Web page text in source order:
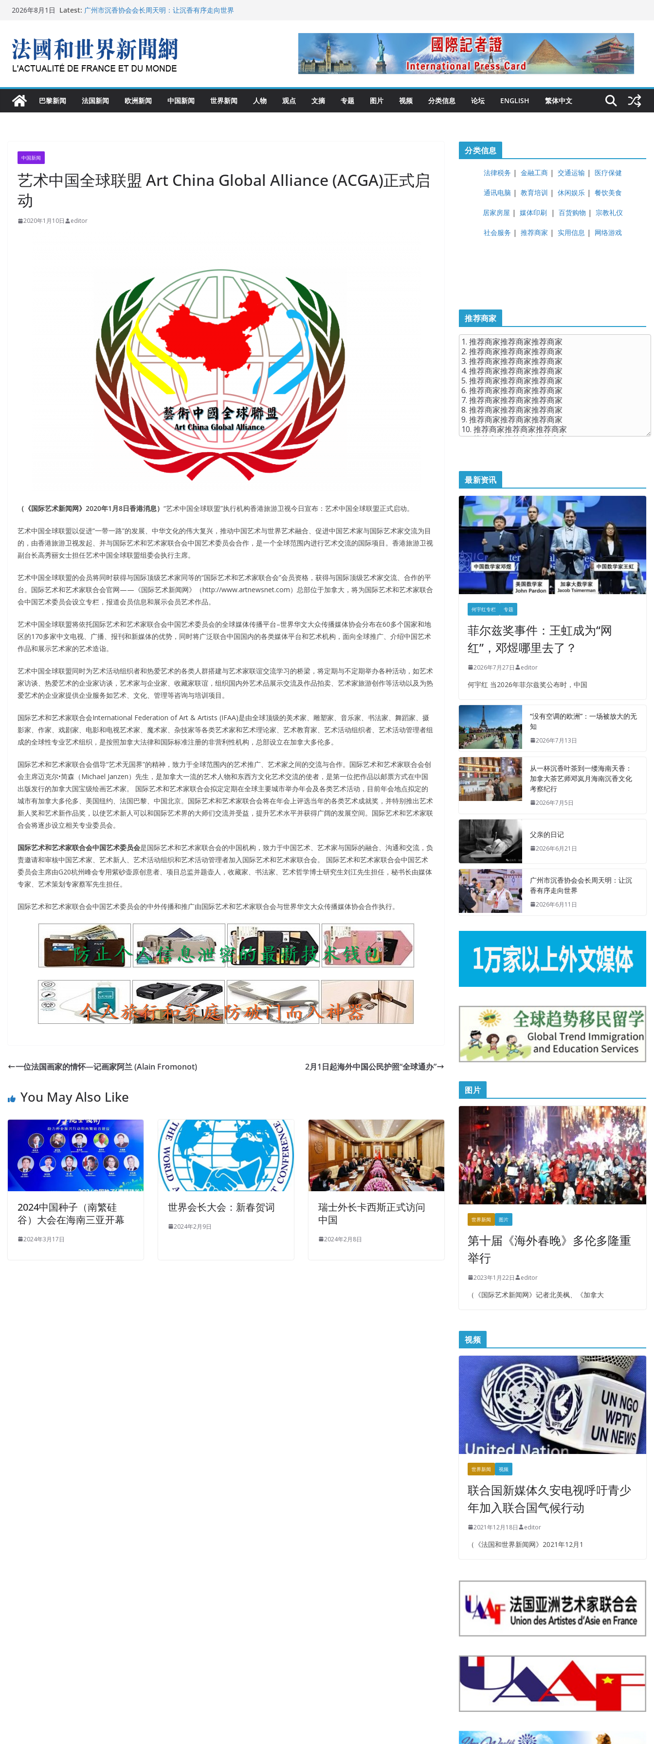
Skip2026年8月1日 Latest: 广州市沉香协会会长周天明：让沉香有序走向世界
从一杯沉香叶茶到一缕海南天香：加拿大茶艺师邓岚月海南沉香
文化考察纪行
巴黎新闻 法国新闻 欧洲新闻 中国新闻 世界新闻 人物 观点 文摘 专题 图片 视频 分类信息 论坛 ENGLISH 繁体中文
中国新闻
艺术中国全球联盟 Art China Global Alliance (ACGA)正式启
动
2020年1月10日 editor
（《国际艺术新闻网》2020年1月8日香港消息） “艺术中国全球联盟”执行机构香港旅游卫视今日宣布：艺术中国全球联盟正式启动。
艺术中国全球联盟以促进“一带一路”的发展、中华文化的伟大复兴，推动中国艺术与世界艺术融合、促进中国艺术家与国际艺术家交流为目
的，由香港旅游卫视发起、并与国际艺术和艺术家联合会中国艺术委员会合作，是一个全球范围内进行艺术交流的国际项目。香港旅游卫视
副台长高秀丽女士担任艺术中国全球联盟组委会执行主席。
艺术中国全球联盟的会员将同时获得与国际顶级艺术家同等的“国际艺术和艺术家联合会”会员资格，获得与国际顶级艺术家交流、合作的平
台。国际艺术和艺术家联合会官网——《国际艺术新闻网》（http://www.artnewsnet.com）总部位于加拿大，将为国际艺术和艺术家联合
会中国艺术委员会设立专栏，报道会员信息和展示会员艺术作品。
艺术中国全球联盟将依托国际艺术和艺术家联合会中国艺术委员会的全球媒体传播平台–世界华文大众传播媒体协会分布在60多个国家和地
区的170多家中文电视、广播、报刊和新媒体的优势，同时将广泛联合中国国内的各类媒体平台和艺术机构，面向全球推广、介绍中国艺术
作品和展示艺术家的艺术造诣。
艺术中国全球联盟同时为艺术活动组织者和热爱艺术的各类人群搭建与艺术家联谊交流学习的桥梁，将定期与不定期举办各种活动，如艺术
家访谈、热爱艺术的企业家访谈，艺术家与企业家、收藏家联谊，组织国内外艺术品展示交流及作品拍卖、艺术家旅游创作等活动以及为热
爱艺术的企业家提供企业服务如艺术、文化、管理等咨询与培训项目。
国际艺术和艺术家联合会International Federation of Art & Artists (IFAA)是由全球顶级的美术家、雕塑家、音乐家、书法家、舞蹈家、摄
影家、作家、戏剧家、电影和电视艺术家、魔术家、杂技家等各类艺术家和艺术理论家、艺术教育家、艺术活动组织者、艺术活动管理者组
成的全球性专业艺术组织，是按照加拿大法律和国际标准注册的非营利性机构，总部设立在加拿大多伦多。
国际艺术和艺术家联合会倡导“艺术无国界”的精神，致力于全球范围内的艺术推广、艺术家之间的交流与合作。国际艺术和艺术家联合会创
会主席迈克尔•简森（Michael Janzen）先生，是加拿大一流的艺术人物和东西方文化艺术交流的使者，是第一位把作品以邮票方式在中国
出版发行的加拿大国宝级绘画艺术家。 国际艺术和艺术家联合会拟定定期在全球主要城市举办年会及各类艺术活动，目前年会地点拟定的
城市有加拿大多伦多、美国纽约、法国巴黎、中国北京。国际艺术和艺术家联合会将在年会上评选当年的各类艺术成就奖，并特别推出艺术
新人奖和艺术新作品奖，以使艺术新人可以和国际艺术界的大师们交流并受益，提升艺术水平并获得广阔的发展空间。国际艺术和艺术家联
合会将逐步设立相关专业委员会。
国际艺术和艺术家联合会中国艺术委员会是国际艺术和艺术家联合会的中国机构，致力于中国艺术、艺术家与国际的融合、沟通和交流，负
责邀请和审核中国艺术家、艺术新人、艺术活动组织和艺术活动管理者加入国际艺术和艺术家联合会。 国际艺术和艺术家联合会中国艺术
委员会主席由G20杭州峰会专用紫砂壶原创意者、项目总监并题壶人，收藏家、书法家、艺术哲学博士研究生刘江先生担任，秘书长由媒体
专家、艺术策划专家蔡军先生担任。
国际艺术和艺术家联合会中国艺术委员会的中外传播和推广由国际艺术和艺术家联合会与世界华文大众传播媒体协会合作执行。
一位法国画家的情怀—记画家阿兰 (Alain Fromonot) 2月1日起海外中国公民护照“全球通办”
You May Also Like
2024中国种子（南繁硅
谷）大会在海南三亚开幕
2024年3月17日
世界会长大会：新春贺词
2024年2月9日
瑞士外长卡西斯正式访问
中国
2024年2月8日
分类信息
法律税务 | 金融工商| 交通运输| 医疗保健
通讯电脑 | 教育培训 | 休闲娱乐| 餐饮美食
居家房屋 | 媒体印刷| 百货购物 | 宗教礼仪
社会服务 | 推荐商家 | 实用信息 | 网络游戏
推荐商家
最新资讯
何宇红专栏 专题
菲尔兹奖事件：王虹成为“网
红”，邓煜哪里去了？
2026年7月27日 editor
何宇红 当2026年菲尔兹奖公布时，中国
“没有空调的欧洲”：一场被放大的无
知
2026年7月13日
从一杯沉香叶茶到一缕海南天香：
加拿大茶艺师邓岚月海南沉香文化
考察纪行
2026年7月5日
父亲的日记
2026年6月21日
广州市沉香协会会长周天明：让沉
香有序走向世界
2026年6月11日
图片
世界新闻 图片
第十届《海外春晚》多伦多隆重
举行
2023年1月22日 editor
（《国际艺术新闻网》记者北美枫、《加拿大
视频
世界新闻 视频
联合国新媒体久安电视呼吁青少
年加入联合国气候行动
2021年12月18日 editor
（《法国和世界新闻网》2021年12月1